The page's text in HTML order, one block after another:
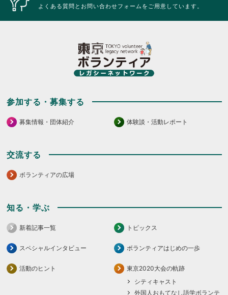
よくある質問とお問い合わせフォームをご用意しています。
参加する・募集する
募集情報・団体紹介 体験談・活動レポート
交流する
ボランティアの広場
知る・学ぶ
新着記事一覧 トピックス
スペシャルインタビュー ボランティアはじめの一歩
活動のヒント
東京2020大会の軌跡
シティキャスト
外国人おもてなし語学ボランテ